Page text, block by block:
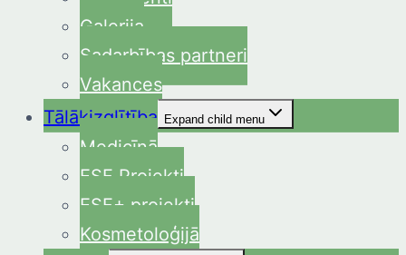
Galerija
Sadarbības partneri
Vakances
Tālākizglītība
Expand child menu
Medicīnā
ESF Projekti
ESF+ projekti
Kosmetoloģijā